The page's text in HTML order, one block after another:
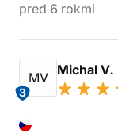
pred 6 rokmi
MV
3
Michal V.